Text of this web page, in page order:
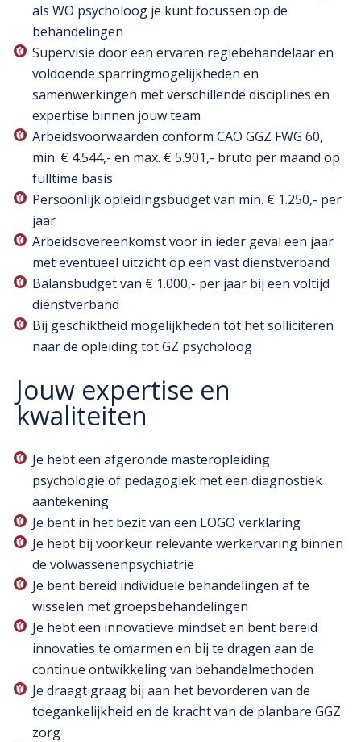
als WO psycholoog je kunt focussen op de
behandelingen
Supervisie door een ervaren regiebehandelaar en
voldoende sparringmogelijkheden en
samenwerkingen met verschillende disciplines en
expertise binnen jouw team
Arbeidsvoorwaarden conform CAO GGZ FWG 60,
min. € 4.544,- en max. € 5.901,- bruto per maand op
fulltime basis
Persoonlijk opleidingsbudget van min. € 1.250,- per
jaar
Arbeidsovereenkomst voor in ieder geval een jaar
met eventueel uitzicht op een vast dienstverband
Balansbudget van € 1.000,- per jaar bij een voltijd
dienstverband
Bij geschiktheid mogelijkheden tot het solliciteren
naar de opleiding tot GZ psycholoog
Jouw expertise en
kwaliteiten
Je hebt een afgeronde masteropleiding
psychologie of pedagogiek met een diagnostiek
aantekening
Je bent in het bezit van een LOGO verklaring
Je hebt bij voorkeur relevante werkervaring binnen
de volwassenenpsychiatrie
Je bent bereid individuele behandelingen af te
wisselen met groepsbehandelingen
Je hebt een innovatieve mindset en bent bereid
innovaties te omarmen en bij te dragen aan de
continue ontwikkeling van behandelmethoden
Je draagt graag bij aan het bevorderen van de
toegankelijkheid en de kracht van de planbare GGZ
zorg